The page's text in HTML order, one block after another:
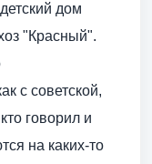
дом
"Красный".
с советской,
говорил и
на каких-то